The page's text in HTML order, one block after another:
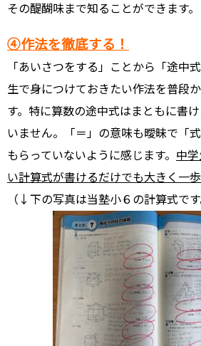
その醍醐味まで知ることができます。
④作法を徹底する！
「あいさつをする」ことから「途中
生で身につけておきたい作法を普段
す。特に算数の途中式はまともに書
いません。「＝」の意味も曖昧で「
もらっていないように感じます。 中
い計算式が書けるだけでも大きく一
（↓下の写真は当塾小６の計算式です